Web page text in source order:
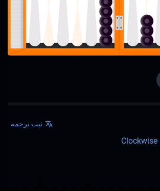
ثبت ترجمه
Clockwise